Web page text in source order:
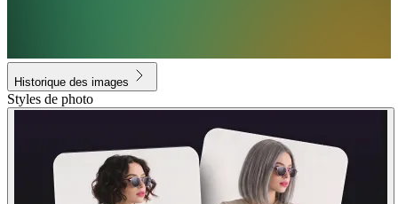
Historique des images
Styles de photo